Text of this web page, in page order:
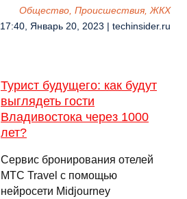
Общество, Происшествия, ЖКХ
17:40, Январь 20, 2023 | techinsider.ru
Турист будущего: как будут
выглядеть гости
Владивостока через 1000
лет?
Сервис бронирования отелей
МТС Travel с помощью
нейросети Midjourney